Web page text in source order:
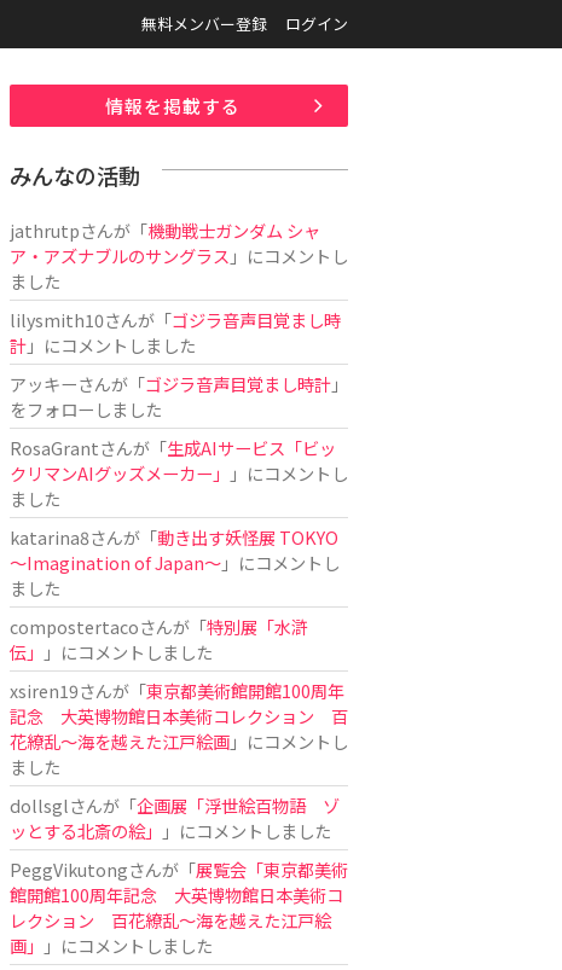
無料メンバー登録 ログイン
情報を掲載する
みんなの活動
jathrutpさんが「機動戦士ガンダム シャ
ア・アズナブルのサングラス 」にコメントし
ました
lilysmith10さんが「ゴジラ音声目覚まし時
計」にコメントしました
アッキーさんが「ゴジラ音声目覚まし時計」
をフォローしました
RosaGrantさんが「生成AIサービス「ビッ
クリマンAIグッズメーカー」
」にコメントし
ました
katarina8さんが「動き出す妖怪展 TOKYO
〜Imagination of Japan〜」にコメントし
ました
compostertacoさんが「特別展「水滸
伝」
」にコメントしました
xsiren19さんが「東京都美術館開館100周年
記念 大英博物館日本美術コレクション 百
花繚乱～海を越えた江戸絵画」にコメントし
ました
dollsglさんが「企画展「浮世絵百物語 ゾ
ッとする北斎の絵」
」にコメントしました
PeggVikutongさんが「展覧会「東京都美術
館開館100周年記念 大英博物館日本美術コ
レクション 百花繚乱〜海を越えた江戸絵
画」
」にコメントしました